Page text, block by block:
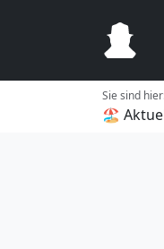
Sie sind
🏖️